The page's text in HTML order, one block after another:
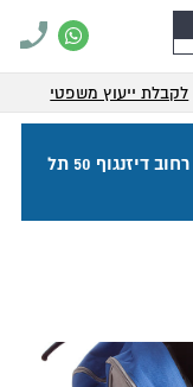
לקבלת ייעוץ משפטי
כתובתנו: מגדל על דיזנגוף סנטר קומה 16, רחוב דיזנגוף 50 תל